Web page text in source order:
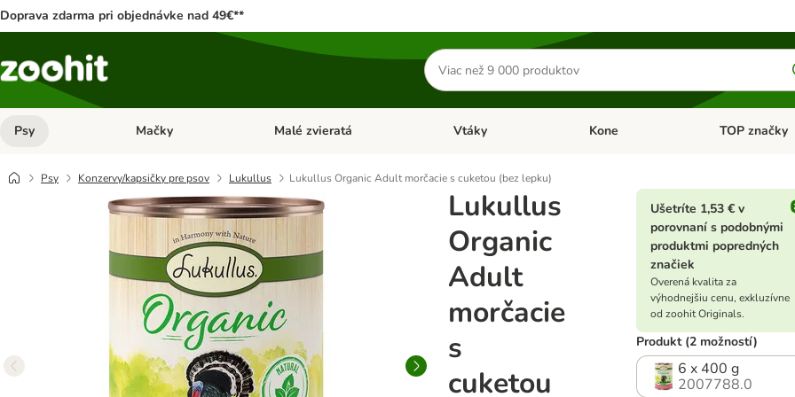
Doprava zdarma pri objednávke nad 49€**
Hľadať
produkty
Psy Otvoriť menu: Psy
Mačky Otvoriť menu: Mačky
Malé zvieratá Otvoriť menu: Malé zvieratá
Vtáky Otvoriť menu: Vtáky
Kone Otvoriť menu:
TOP značky
Psy Konzervy/kapsičky pre psov Lukullus Lukullus Organic Adult morčacie s cuketou (bez lepku)
Lukullus
Organic
Adult
morčacie
s
cuketou
Ušetríte 1,53 € v
porovnaní s podobnými
produktmi popredných
značiek
Overená kvalita za
výhodnejšiu cenu, exkluzívne
od zoohit Originals.
Produkt (2 možností)
6 x 400 g
2007788.0